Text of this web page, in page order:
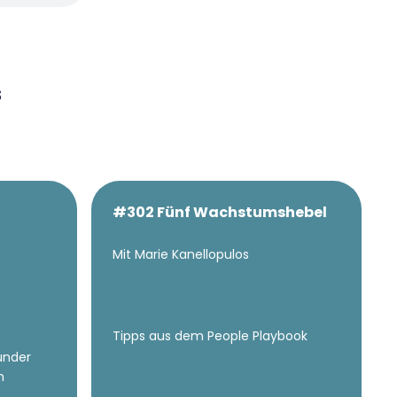
#302 Fünf Wachstumshebel
Mit Marie Kanellopulos
Tipps aus dem People Playbook